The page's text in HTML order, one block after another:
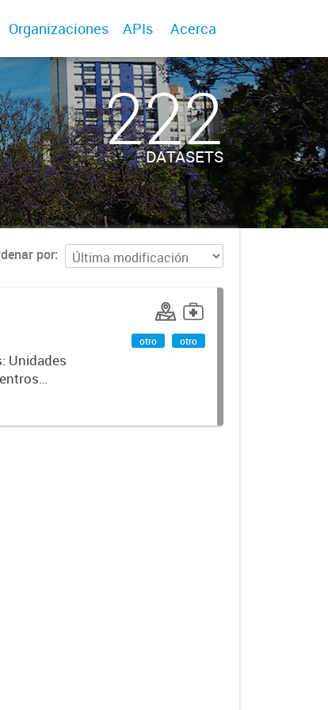
Organizaciones APIs Acerca
222
DATASETS
por
Unidades
otro otro